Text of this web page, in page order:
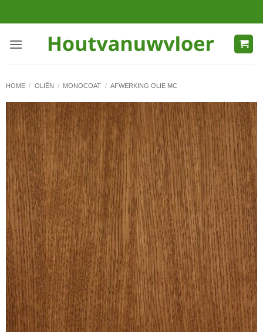
naar
HOME / OLIËN / MONOCOAT / AFWERKING OLIE MC